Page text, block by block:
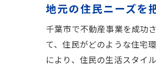
地元の住民ニーズを
千葉市で不動産事業を成功
て、住民がどのような住宅
により、住民の生活スタイ